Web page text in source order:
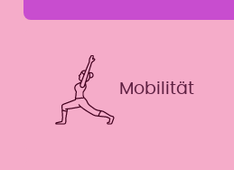
Mobilität